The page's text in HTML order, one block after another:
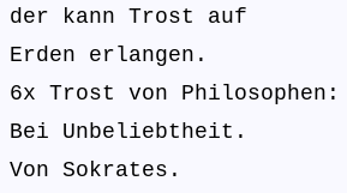
der kann Trost auf
Erden erlangen.
6x Trost von Philosophen:
Bei Unbeliebtheit.
Von Sokrates.